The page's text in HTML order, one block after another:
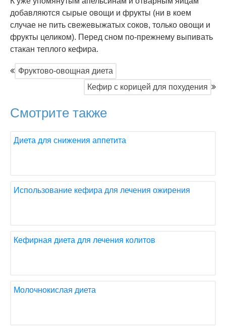
добавляются сырые овощи и фрукты (ни в коем
случае не пить свежевыжатых соков, только овощи и
фрукты целиком). Перед сном по-прежнему выпивать
стакан теплого кефира.
Фруктово-овощная диета
Кефир с корицей для похудения
Смотрите также
Диета для снижения аппетита
Использование кефира для лечения ожирения
Кефирная диета для лечения колитов
Молочнокислая диета